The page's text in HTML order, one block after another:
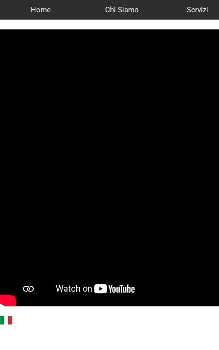
Home Chi Siamo Servizi